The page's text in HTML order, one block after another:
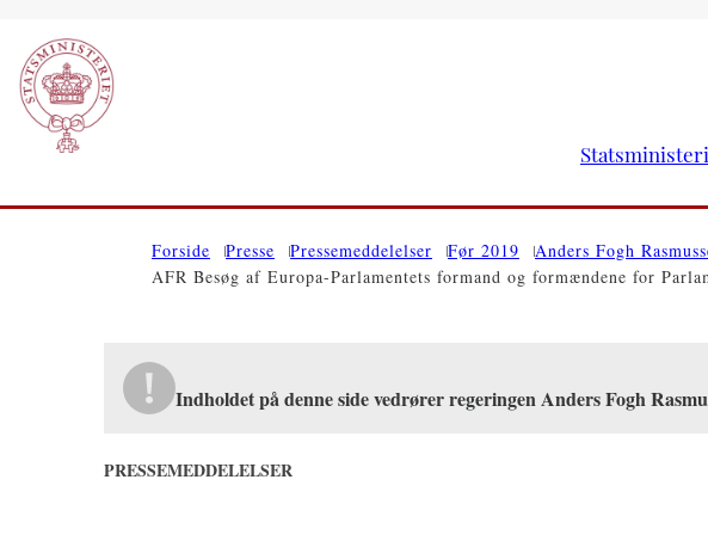
Forside Presse Pressemeddelelser Før 2019
Anders Fogh
AFR Besøg af Europa-Parlamentets formand og formændene for
Indholdet på denne side vedrører regeringen Anders Fogh
PRESSEMEDDELELSER